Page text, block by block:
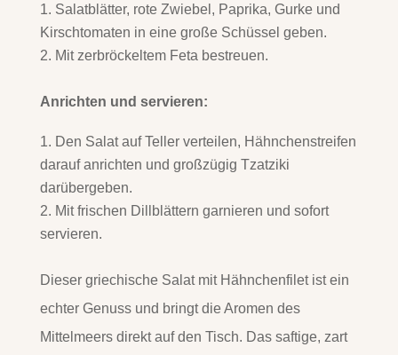
Salatblätter, rote Zwiebel, Paprika, Gurke und
Kirschtomaten in eine große Schüssel geben.
Mit zerbröckeltem Feta bestreuen.
Anrichten und servieren:
Den Salat auf Teller verteilen, Hähnchenstreifen
darauf anrichten und großzügig Tzatziki
darübergeben.
Mit frischen Dillblättern garnieren und sofort
servieren.
Dieser griechische Salat mit Hähnchenfilet ist ein
echter Genuss und bringt die Aromen des
Mittelmeers direkt auf den Tisch. Das saftige, zart